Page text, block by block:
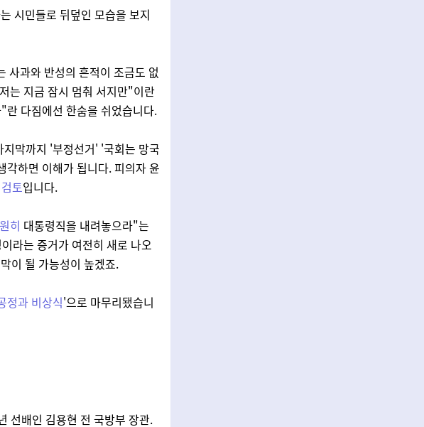
시민들로 뒤덮인 모습을 보지
사과와 반성의 흔적이 조금도 없
는 지금 잠시 멈춰 서지만"이란
다짐에선 한숨을 쉬었습니다.
막까지 '부정선거' '국회는 망국
각하면 이해가 됩니다. 피의자 윤
토입니다.
히 대통령직을 내려놓으라"는
라는 증거가 여전히 새로 나오
이 될 가능성이 높겠죠.
정과 비상식'으로 마무리됐습니
선배인 김용현 전 국방부 장관.